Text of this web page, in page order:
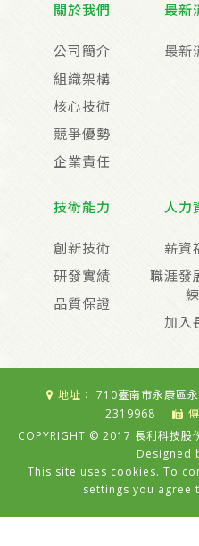
關於我們
公司簡介
組織架構
核心技術
競爭優勢
企業責任
最新
最新
技術能力
創新技術
研發實績
品質保證
人力
薪資
職涯發
練
加入
地址： 710臺南市永康區
2319968
COPYRIGHT © 2017 長利科技股
Designed
This site uses cookies. To
settings you agree